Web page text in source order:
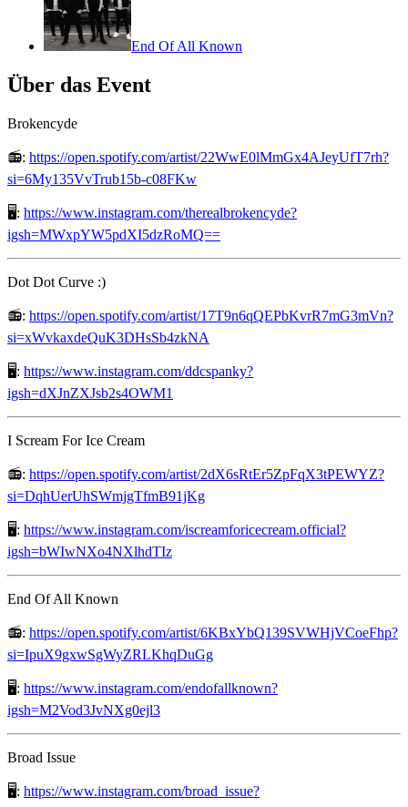
End Of All Known
Über das Event
Brokencyde
📻: https://open.spotify.com/artist/22WwE0lMmGx4AJeyUfT7rh?
si=6My135VvTrub15b-c08FKw
🖥️: https://www.instagram.com/therealbrokencyde?
igsh=MWxpYW5pdXI5dzRoMQ==
Dot Dot Curve :)
📻: https://open.spotify.com/artist/17T9n6qQEPbKvrR7mG3mVn?
si=xWvkaxdeQuK3DHsSb4zkNA
🖥️: https://www.instagram.com/ddcspanky?
igsh=dXJnZXJsb2s4OWM1
I Scream For Ice Cream
📻: https://open.spotify.com/artist/2dX6sRtEr5ZpFqX3tPEWYZ?
si=DqhUerUhSWmjgTfmB91jKg
🖥️: https://www.instagram.com/iscreamforicecream.official?
igsh=bWIwNXo4NXlhdTIz
End Of All Known
📻: https://open.spotify.com/artist/6KBxYbQ139SVWHjVCoeFhp?
si=IpuX9gxwSgWyZRLKhqDuGg
🖥️: https://www.instagram.com/endofallknown?
igsh=M2Vod3JvNXg0ejl3
Broad Issue
🖥️: https://www.instagram.com/broad_issue?